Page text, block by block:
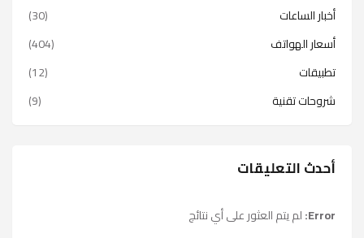
أخبار الساعات
(30)
أسعار الهواتف
(404)
تطبيقات
(12)
شروحات تقنية
(9)
أحدث التعليقات
Error: لم يتم العثور على أي نتائج